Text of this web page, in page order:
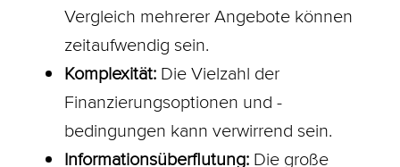
Vergleich mehrerer Angebote können
zeitaufwendig sein.
Komplexität:Die Vielzahl der
Finanzierungsoptionen und -
bedingungen kann verwirrend sein.
Informationsüberflutung:Die große